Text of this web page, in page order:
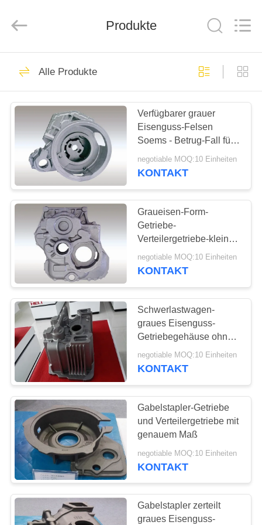
HAUS
PRODUKTE
ÜBER
UNS
FABRIK-
AUSFLUG
QUALITÄTSKONTROLLE
TRETEN
SIE
MIT
UNS
IN
VERBINDUNG
NACHRICHTEN
FORDERN
SIE
EIN
ZITAT
Rights
by
Gussteile
Graue Eisengüsse
23
Fluglageanzeiger-
Castings
Gegengewicht
Produkte
Alle Produkte
Verfügbarer grauer
Eisenguss-Felsen
Soems - Betrug-Fall für
Gabelstapler
negotiable MOQ:10 Einheiten
KONTAKT
Graueisen-Form-
Getriebe-
Verteilergetriebe-kleine
Bearbeitungszugabe
negotiable MOQ:10 Einheiten
KONTAKT
Schwerlastwagen-
graues Eisenguss-
Getriebegehäuse ohne
Klimadruck
negotiable MOQ:10 Einheiten
KONTAKT
Gabelstapler-Getriebe
und Verteilergetriebe mit
genauem Maß
negotiable MOQ:10 Einheiten
KONTAKT
Gabelstapler zerteilt
graues Eisenguss-